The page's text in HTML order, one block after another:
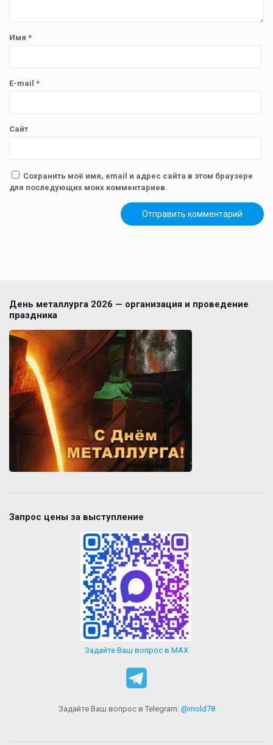
Имя *
E-mail *
Сайт
Сохранить моё имя, email и адрес сайта в этом браузере
для последующих моих комментариев.
День металлурга 2026 — организация и проведение
праздника
Запрос цены за выступление
Задайте Ваш вопрос в MAX
Задайте Ваш вопрос в Telegram: @mold78